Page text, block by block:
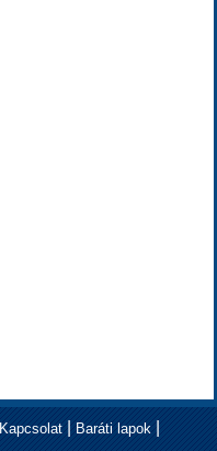
Kapcsolat| Baráti lapok|